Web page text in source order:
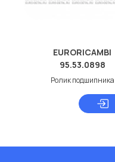
EURORICAMBI
95.53.0898
Ролик подшипника